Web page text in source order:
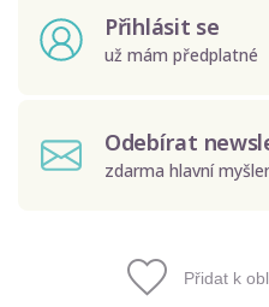
Přihlásit se
už mám předplatné
Odebírat
zdarma hlavní
Přidat k